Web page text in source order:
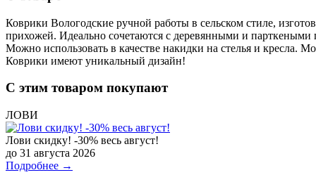
Коврики Вологодские ручной работы в сельском стиле,
прихожей. Идеально сочетаются с деревянными и парткеными
Можно использовать в качестве накидки на стелья и кресла.
Коврики имеют уникальный дизайн!
С этим товаром покупают
ЛОВИ
Лови скидку! -30% весь август!
до 31 августа 2026
Подробнее →